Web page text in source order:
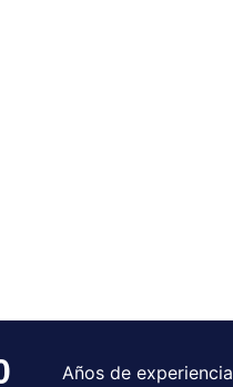
Años de experiencia